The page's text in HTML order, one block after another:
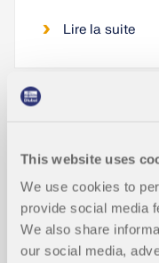
This website uses
We use cookies to
provide social media
We also share
our social media,
Lire la suite
Vérification des
mé selon l'ACI